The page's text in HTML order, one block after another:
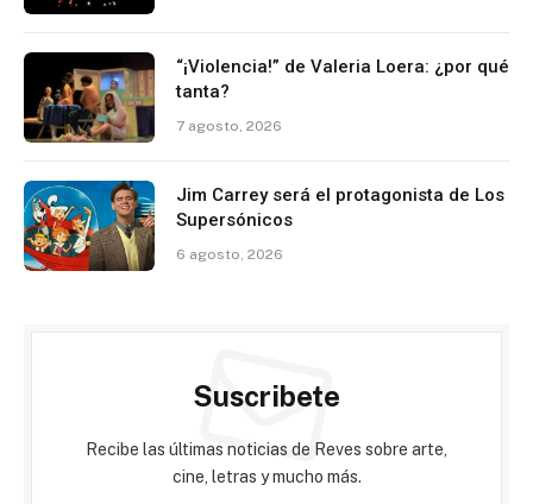
“¡Violencia!” de Valeria Loera: ¿por qué
tanta?
7 agosto, 2026
Jim Carrey será el protagonista de Los
Supersónicos
6 agosto, 2026
Suscribete
Recibe las últimas noticias de Reves sobre arte,
cine, letras y mucho más.